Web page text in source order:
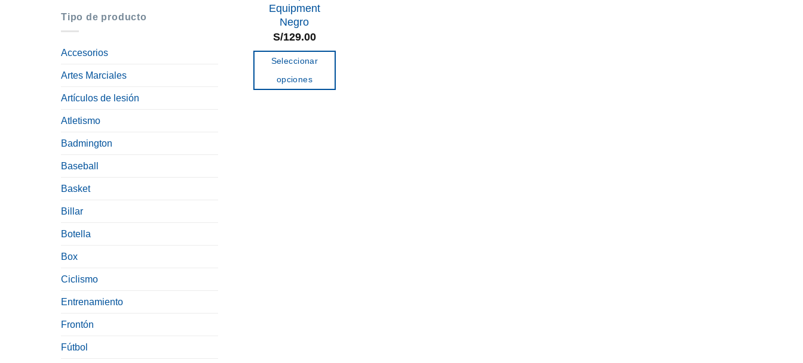
Tipo de producto
Accesorios
Artes Marciales
Artículos de lesión
Atletismo
Badmington
Baseball
Basket
Billar
Botella
Box
Ciclismo
Entrenamiento
Frontón
Fútbol
Equipment
Negro
S/129.00
Seleccionar
opciones